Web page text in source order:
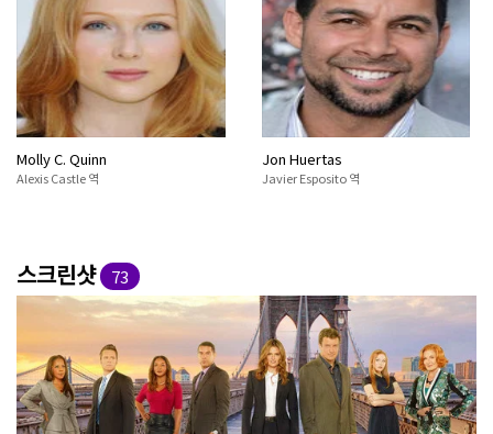
Molly C. Quinn
Alexis Castle 역
Jon Huertas
Javier Esposito 역
스크린샷 73